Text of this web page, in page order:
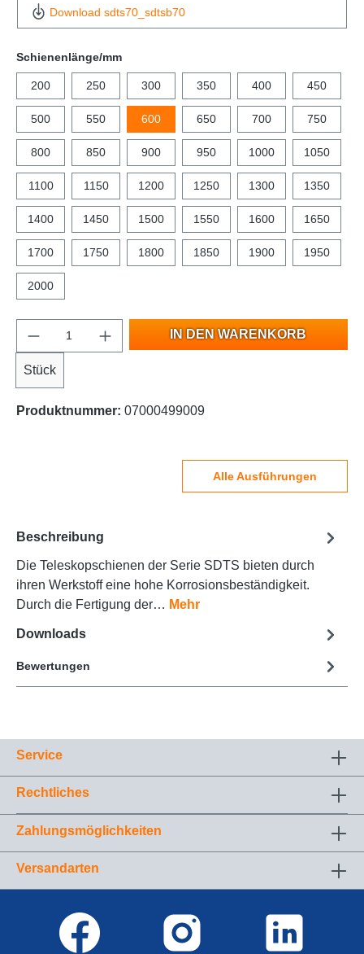
Download sdts70_sdtsb70
Schienenlänge/mm
200 250 300 350 400 450
500 550 600 650 700 750
800 850 900 950 1000 1050
1100 1150 1200 1250 1300 1350
1400 1450 1500 1550 1600 1650
1700 1750 1800 1850 1900 1950
2000
Stück
IN DEN WARENKORB
Produktnummer: 07000499009
Alle Ausführungen
Beschreibung
Die Teleskopschienen der Serie SDTS bieten durch
ihren Werkstoff eine hohe Korrosionsbeständigkeit.
Durch die Fertigung der… Mehr
Downloads
Bewertungen
Service
Rechtliches
Zahlungsmöglichkeiten
Versandarten